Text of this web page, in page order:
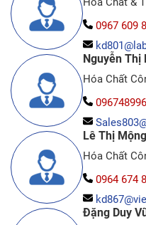
0967 609
Nguyễn Thị
Hóa Chất
Lê Thị
Hóa Chất
0964 674
Đặng Duy